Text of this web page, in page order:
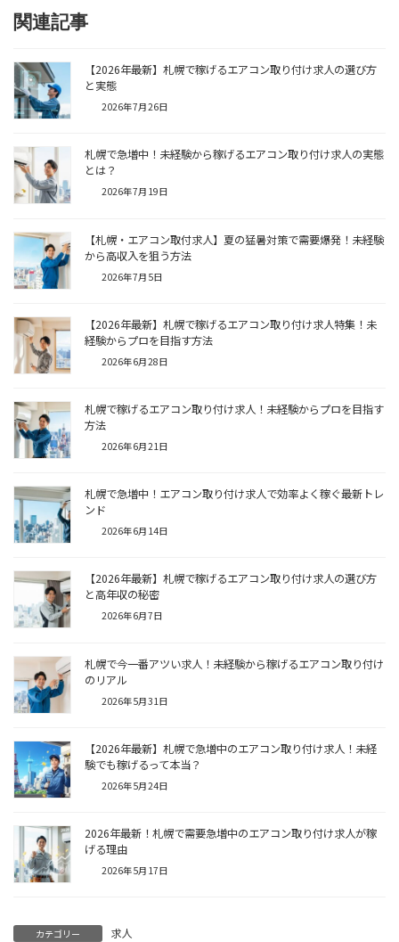
関連記事
【2026年最新】札幌で稼げるエアコン取り付け求人の選び方
と実態
2026年7月26日
札幌で急増中！未経験から稼げるエアコン取り付け求人の実態
とは？
2026年7月19日
【札幌・エアコン取付求人】夏の猛暑対策で需要爆発！未経験
から高収入を狙う方法
2026年7月5日
【2026年最新】札幌で稼げるエアコン取り付け求人特集！未
経験からプロを目指す方法
2026年6月28日
札幌で稼げるエアコン取り付け求人！未経験からプロを目指す
方法
2026年6月21日
札幌で急増中！エアコン取り付け求人で効率よく稼ぐ最新トレ
ンド
2026年6月14日
【2026年最新】札幌で稼げるエアコン取り付け求人の選び方
と高年収の秘密
2026年6月7日
札幌で今一番アツい求人！未経験から稼げるエアコン取り付け
のリアル
2026年5月31日
【2026年最新】札幌で急増中のエアコン取り付け求人！未経
験でも稼げるって本当？
2026年5月24日
2026年最新！札幌で需要急増中のエアコン取り付け求人が稼
げる理由
2026年5月17日
カテゴリー 求人